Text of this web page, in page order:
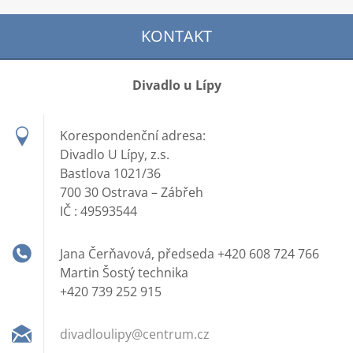
KONTAKT
Divadlo u Lípy
Korespondenční adresa:
Divadlo U Lípy, z.s.
Bastlova 1021/36
700 30 Ostrava – Zábřeh
IČ : 49593544
Jana Čerňavová, předseda +420 608 724 766
Martin Šostý technika
+420 739 252 915
divadloulipy@centrum.cz